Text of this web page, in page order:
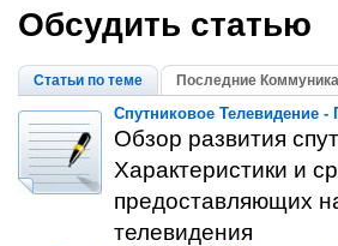
Обсудить статью
Статьи по теме Последние
Спутниковое Телевидение
Обзор развития
Характеристики и
предоставляющих
телевидения